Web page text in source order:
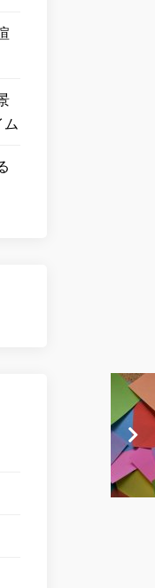
ム